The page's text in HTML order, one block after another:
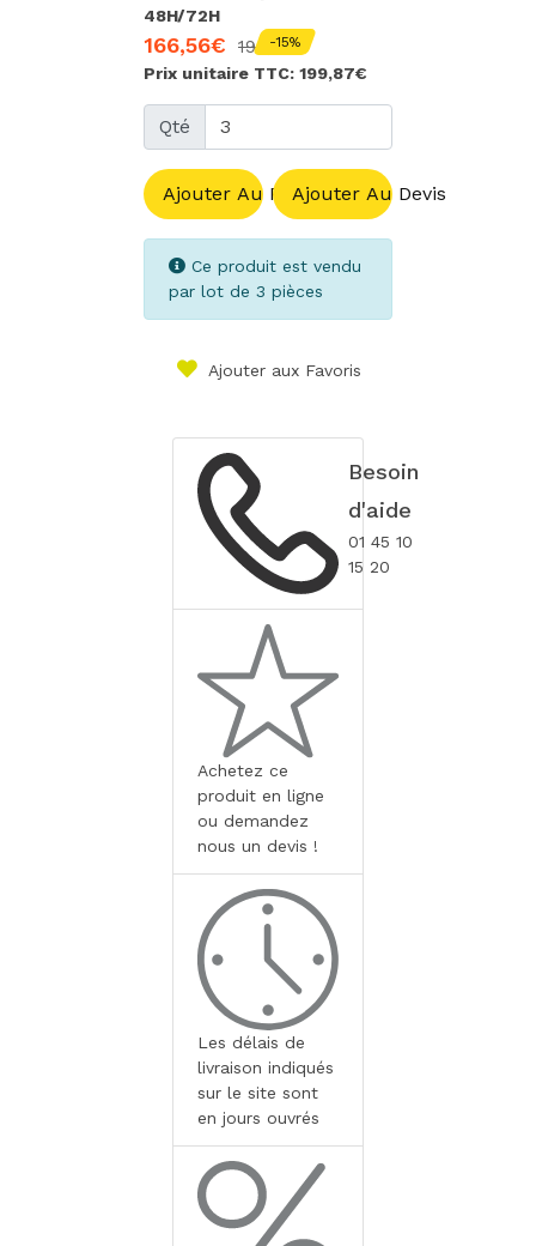
48H/72H
166,56€ 195,95€
-15%
Prix unitaire TTC: 199,87€
Qté
Ajouter Au PanierAjouter Au Devis
Ce produit est vendu
par lot de 3 pièces
Ajouter aux Favoris
Besoin
d'aide
01 45 10
15 20
Achetez ce
produit en ligne
ou demandez
nous un devis !
Les délais de
livraison indiqués
sur le site sont
en jours ouvrés